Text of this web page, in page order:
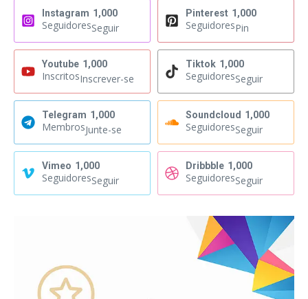
Instagram 1,000
SeguidoresSeguir
Pinterest 1,000
SeguidoresPin
Youtube 1,000
InscritosInscrever-se
Tiktok 1,000
SeguidoresSeguir
Telegram 1,000
MembrosJunte-se
Soundcloud 1,000
SeguidoresSeguir
Vimeo 1,000
SeguidoresSeguir
Dribbble 1,000
SeguidoresSeguir